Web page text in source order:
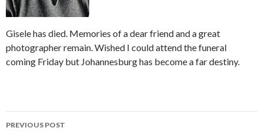
Gisele has died. Memories of a dear friend and a great
photographer remain. Wished I could attend the funeral
coming Friday but Johannesburg has become a far destiny.
Post
PREVIOUS POST